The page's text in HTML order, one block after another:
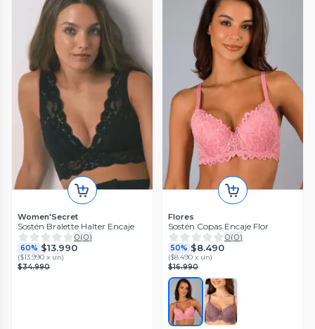
Women'Secret
Sostén Bralette Halter Encaje
0(0)
60% $13.990
($13.990 x un)
$34.990
Flores
Sostén Copas Encaje Flor
0(0)
50% $8.490
($8.490 x un)
$16.990